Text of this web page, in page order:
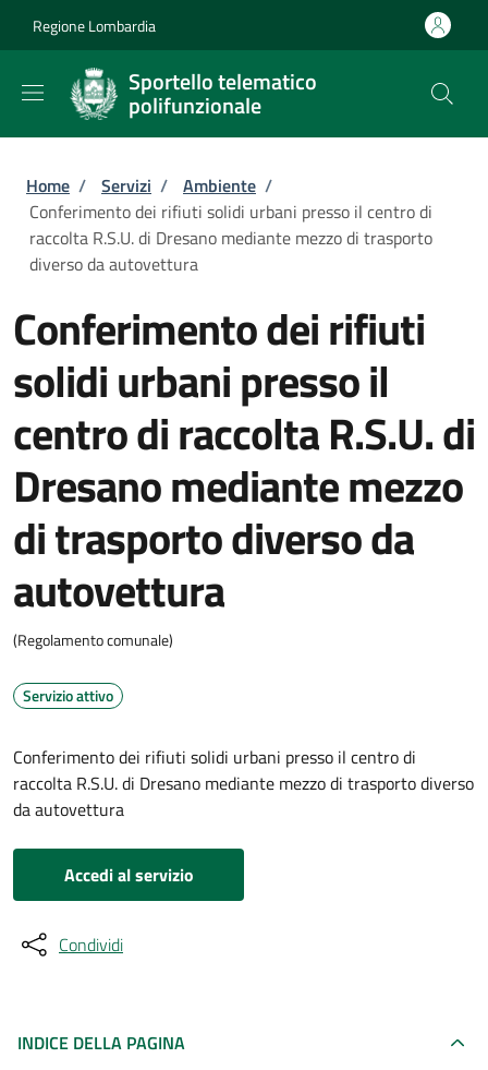
Regione Lombardia
Sportello telematico
polifunzionale
Briciole di pane
Home / Servizi / Ambiente /
Conferimento dei rifiuti solidi urbani presso il centro di
raccolta R.S.U. di Dresano mediante mezzo di trasporto
diverso da autovettura
Conferimento dei rifiuti
solidi urbani presso il
centro di raccolta R.S.U. di
Dresano mediante mezzo
di trasporto diverso da
autovettura
(Regolamento comunale)
Servizio attivo
Conferimento dei rifiuti solidi urbani presso il centro di
raccolta R.S.U. di Dresano mediante mezzo di trasporto diverso
da autovettura
Accedi al servizio
Condividi
INDICE DELLA PAGINA